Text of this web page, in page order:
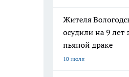
Жителя
осудили на 9 лет
пьяной драке
10 июля